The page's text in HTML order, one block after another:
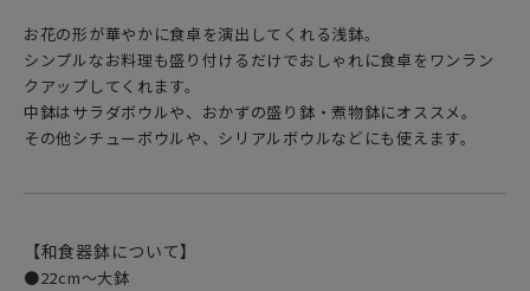
お花の形が華やかに食卓を演出してくれる浅鉢。
シンプルなお料理も盛り付けるだけでおしゃれに食卓をワンラン
クアップしてくれます。
中鉢はサラダボウルや、おかずの盛り鉢・煮物鉢にオススメ。
その他シチューボウルや、シリアルボウルなどにも使えます。
【和食器鉢について】
●22cm〜大鉢